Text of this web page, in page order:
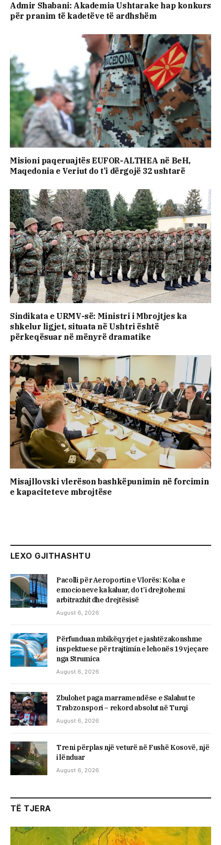
Admir Shabani: Akademia Ushtarake hap konkurs
për pranim të kadetëve të ardhshëm
Misioni paqeruajtës EUFOR-ALTHEA në BeH,
Maqedonia e Veriut do t’i dërgojë 32 ushtarë
Sindikata e URMV-së: Ministri i Mbrojtjes ka
shkelur ligjet, situata në Ushtri është
përkeqësuar në mënyrë dramatike
Misajllovski vlerëson bashkëpunimin në forcimin
e kapaciteteve mbrojtëse
LEXO GJITHASHTU
Pacolli për Aeroportin e Vlorës: Koha e
emocioneve ka kaluar, do t’i drejtohemi
arbitrazhit dhe drejtësisë
August 6, 2026
Përfunduan mbikëqyrjet e jashtëzakonshme
inspektuese për trajtimin e lehonës 19 vjeçare
nga Strumica
August 6, 2026
Zbulohet paga marramendëse e Salahut te
Trabzonspori – rekord absolut në Turqi
August 6, 2026
Treni përplas një veturë në Fushë Kosovë, një
i lënduar
August 6, 2026
TË TJERA